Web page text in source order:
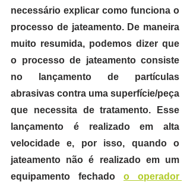
necessário explicar como funciona o
processo de jateamento. De maneira
muito resumida, podemos dizer que
o processo de jateamento consiste
no lançamento de partículas
abrasivas contra uma superfície/peça
que necessita de tratamento. Esse
lançamento é realizado em alta
velocidade e, por isso, quando o
jateamento não é realizado em um
equipamento fechado o operador